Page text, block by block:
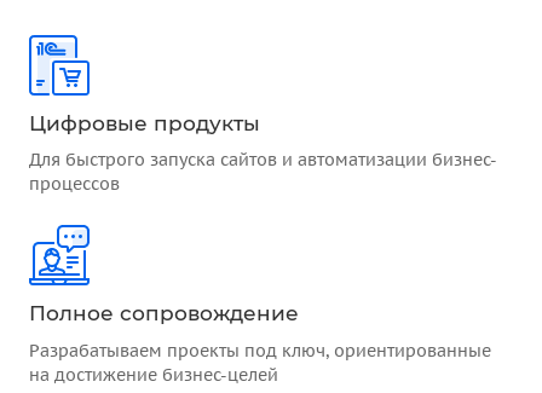
Цифровые продукты
Для быстрого запуска сайтов и автоматизации бизнес-
процессов
Полное сопровождение
Разрабатываем проекты под ключ, ориентированные
на достижение бизнес-целей